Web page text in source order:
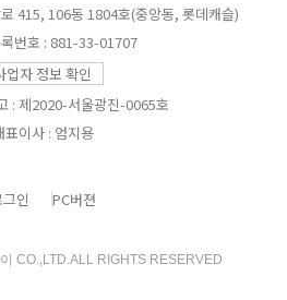
415, 106동 1804호(중앙동, 롯데캐슬)
번호 : 881-33-01707
업자 정보 확인
: 제2020-서울광진-0065호
표이사 : 엄지용
인 PC버젼
CO.,LTD.ALL RIGHTS RESERVED